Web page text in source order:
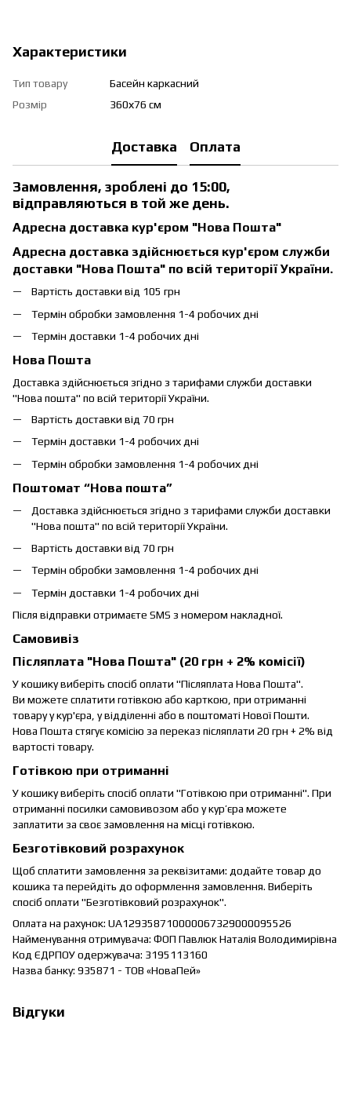
Характеристики
Тип товару
Басейн каркасний
Розмір
360х76 см
Доставка Оплата
Замовлення, зроблені до 15:00,
відправляються в той же день.
Адресна доставка кур'єром "Нова Пошта"
Адресна доставка здійснюється кур'єром служби
доставки "Нова Пошта" по всій території України.
Вартість доставки від 105 грн
Термін обробки замовлення 1-4 робочих дні
Термін доставки 1-4 робочих дні
Нова Пошта
Доставка здійснюється згідно з тарифами служби доставки
"Нова пошта" по всій території України.
Вартість доставки від 70 грн
Термін доставки 1-4 робочих дні
Термін обробки замовлення 1-4 робочих дні
Поштомат “Нова пошта”
Доставка здійснюється згідно з тарифами служби доставки
"Нова пошта" по всій території України.
Вартість доставки від 70 грн
Термін обробки замовлення 1-4 робочих дні
Термін доставки 1-4 робочих дні
Після відправки отримаєте SMS з номером накладної.
Самовивіз
Післяплата "Нова Пошта" (20 грн + 2% комісії)
У кошику виберіть спосіб оплати "Післяплата Нова Пошта".
Ви можете сплатити готівкою або карткою, при отриманні
товару у кур'єра, у відділенні або в поштоматі Нової Пошти.
Нова Пошта стягує комісію за переказ післяплати 20 грн + 2% від
вартості товару.
Готівкою при отриманні
У кошику виберіть спосіб оплати "Готівкою при отриманні". При
отриманні посилки самовивозом або у кур’єра можете
заплатити за своє замовлення на місці готівкою.
Безготівковий розрахунок
Щоб сплатити замовлення за реквізитами: додайте товар до
кошика та перейдіть до оформлення замовлення. Виберіть
спосіб оплати "Безготівковий розрахунок".
Оплата на рахунок: UA129358710000067329000095526
Найменування отримувача: ФОП Павлюк Наталія Володимирівна
Код ЄДРПОУ одержувача: 3195113160
Назва банку: 935871 - ТОВ «НоваПей»
Відгуки